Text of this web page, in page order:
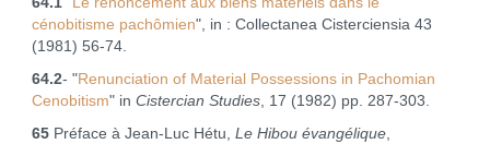
cénobitisme pachômien", in : Collectanea Cisterciensia 43
(1981) 56‑74.
64.2- "Renunciation of Material Possessions in Pachomian
Cenobitism" in Cistercian Studies, 17 (1982) pp. 287-303.
65Préface à Jean‑Luc Hétu, Le Hibou évangélique,